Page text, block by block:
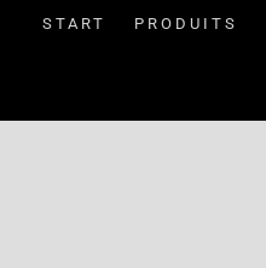
START PRODUITS